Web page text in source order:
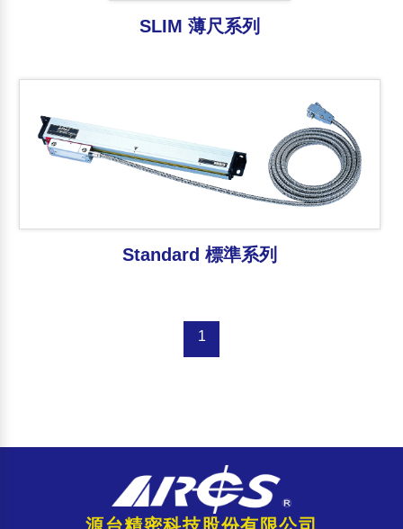
光學尺 數位顯示器
其他產品
SLIM 薄尺系列
Standard 標準系列
1